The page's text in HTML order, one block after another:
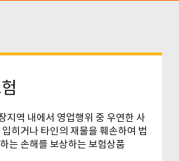
지역 내에서 영업행위 중 우연한 사
히거나 타인의 재물을 훼손하여 법
는 손해를 보상하는 보험상품